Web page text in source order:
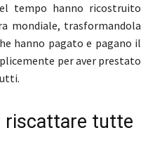
tempo hanno ricostruito
mondiale, trasformandola
hanno pagato e pagano il
per aver prestato
riscattare tutte